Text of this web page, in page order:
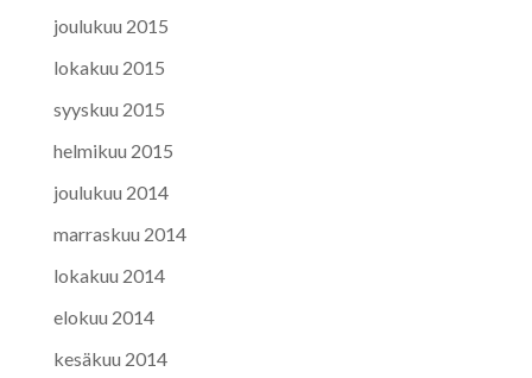
joulukuu 2015
lokakuu 2015
syyskuu 2015
helmikuu 2015
joulukuu 2014
marraskuu 2014
lokakuu 2014
elokuu 2014
kesäkuu 2014